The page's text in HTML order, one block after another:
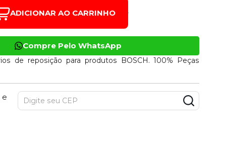
ADICIONAR AO CARRINHO
Compre Pelo WhatsApp
de reposição para produtos BOSCH. 100% Peças
e